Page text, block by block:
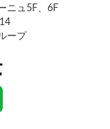
ニュ5F、6F
ープ